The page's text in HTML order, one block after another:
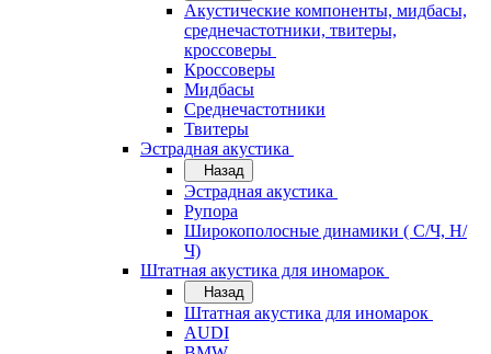
Акустические компоненты, мидбасы,
среднечастотники, твитеры,
кроссоверы
Кроссоверы
Мидбасы
Среднечастотники
Твитеры
Эстрадная акустика
Назад
Эстрадная акустика
Рупора
Широкополосные динамики ( С/Ч, Н/
Ч)
Штатная акустика для иномарок
Назад
Штатная акустика для иномарок
AUDI